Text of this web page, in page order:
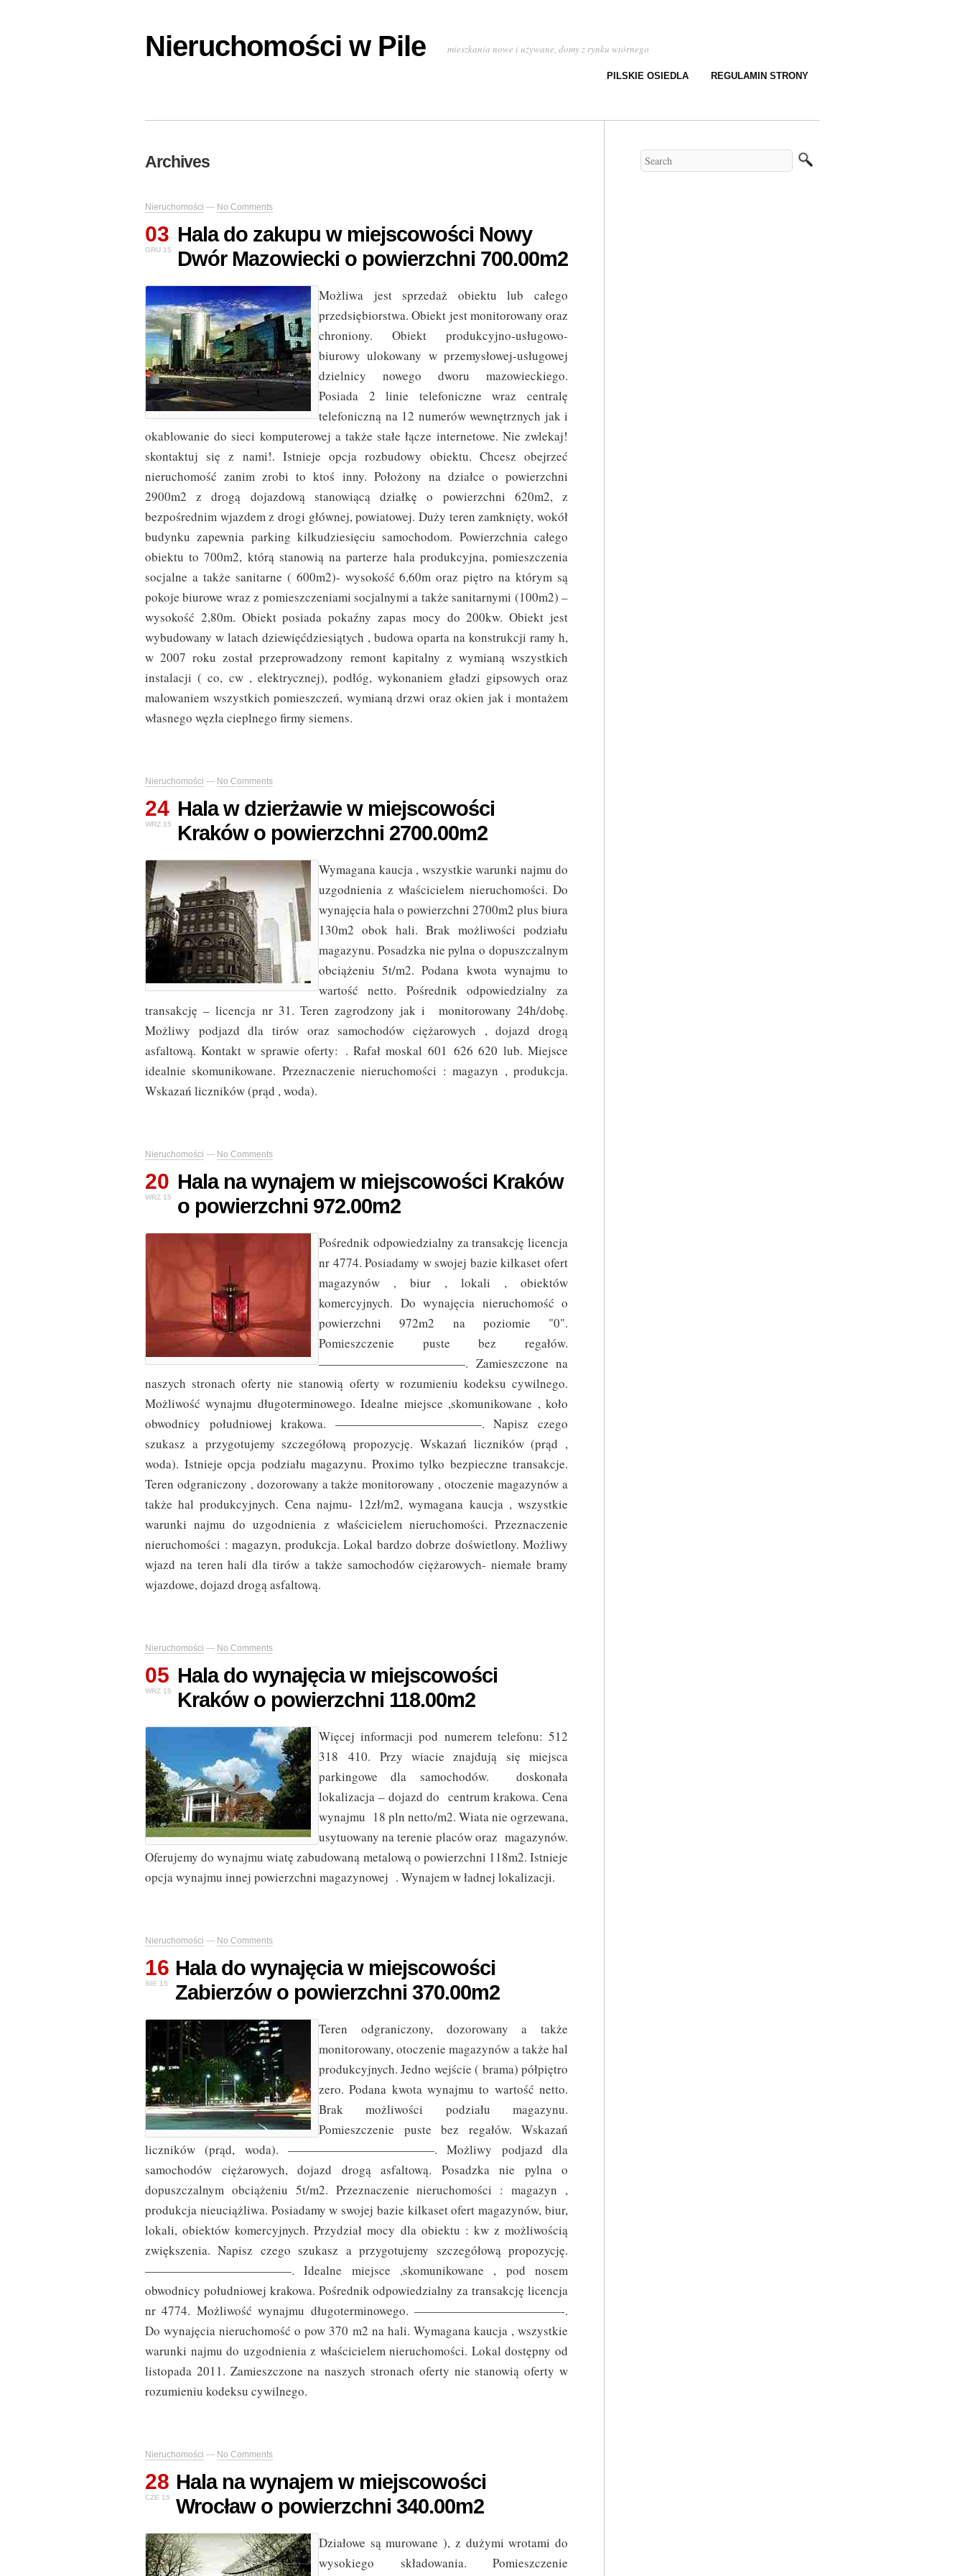
Nieruchomości w Pile mieszkania nowe i używane, domy z rynku wtórnego
PILSKIE OSIEDLA REGULAMIN STRONY
Archives
Nieruchomości — No Comments
03
GRU 15
Hala do zakupu w miejscowości Nowy
Dwór Mazowiecki o powierzchni 700.00m2
Możliwa jest sprzedaż obiektu lub całego
przedsiębiorstwa. Obiekt jest monitorowany oraz
chroniony. Obiekt produkcyjno-usługowo-
biurowy ulokowany w przemysłowej-usługowej
dzielnicy nowego dworu mazowieckiego.
Posiada 2 linie telefoniczne wraz centralę
telefoniczną na 12 numerów wewnętrznych jak i
okablowanie do sieci komputerowej a także stałe łącze internetowe. Nie zwlekaj!
skontaktuj się z nami!. Istnieje opcja rozbudowy obiektu. Chcesz obejrzeć
nieruchomość zanim zrobi to ktoś inny. Położony na działce o powierzchni
2900m2 z drogą dojazdową stanowiącą działkę o powierzchni 620m2, z
bezpośrednim wjazdem z drogi głównej, powiatowej. Duży teren zamknięty, wokół
budynku zapewnia parking kilkudziesięciu samochodom. Powierzchnia całego
obiektu to 700m2, którą stanowią na parterze hala produkcyjna, pomieszczenia
socjalne a także sanitarne ( 600m2)- wysokość 6,60m oraz piętro na którym są
pokoje biurowe wraz z pomieszczeniami socjalnymi a także sanitarnymi (100m2) –
wysokość 2,80m. Obiekt posiada pokaźny zapas mocy do 200kw. Obiekt jest
wybudowany w latach dziewięćdziesiątych , budowa oparta na konstrukcji ramy h,
w 2007 roku został przeprowadzony remont kapitalny z wymianą wszystkich
instalacji ( co, cw , elektrycznej), podłóg, wykonaniem gładzi gipsowych oraz
malowaniem wszystkich pomieszczeń, wymianą drzwi oraz okien jak i montażem
własnego węzła cieplnego firmy siemens.
Nieruchomości — No Comments
24
WRZ 15
Hala w dzierżawie w miejscowości
Kraków o powierzchni 2700.00m2
Wymagana kaucja , wszystkie warunki najmu do
uzgodnienia z właścicielem nieruchomości. Do
wynajęcia hala o powierzchni 2700m2 plus biura
130m2 obok hali. Brak możliwości podziału
magazynu. Posadzka nie pylna o dopuszczalnym
obciążeniu 5t/m2. Podana kwota wynajmu to
wartość netto. Pośrednik odpowiedzialny za
transakcję – licencja nr 31. Teren zagrodzony jak i monitorowany 24h/dobę.
Możliwy podjazd dla tirów oraz samochodów ciężarowych , dojazd drogą
asfaltową. Kontakt w sprawie oferty: . Rafał moskal 601 626 620 lub. Miejsce
idealnie skomunikowane. Przeznaczenie nieruchomości : magazyn , produkcja.
Wskazań liczników (prąd , woda).
Nieruchomości — No Comments
20
WRZ 15
Hala na wynajem w miejscowości Kraków
o powierzchni 972.00m2
Pośrednik odpowiedzialny za transakcję licencja
nr 4774. Posiadamy w swojej bazie kilkaset ofert
magazynów , biur , lokali , obiektów
komercyjnych. Do wynajęcia nieruchomość o
powierzchni 972m2 na poziomie "0".
Pomieszczenie puste bez regałów.
————————————. Zamieszczone na
naszych stronach oferty nie stanowią oferty w rozumieniu kodeksu cywilnego.
Możliwość wynajmu długoterminowego. Idealne miejsce ,skomunikowane , koło
obwodnicy południowej krakowa. ————————————. Napisz czego
szukasz a przygotujemy szczegółową propozycję. Wskazań liczników (prąd ,
woda). Istnieje opcja podziału magazynu. Proximo tylko bezpieczne transakcje.
Teren odgraniczony , dozorowany a także monitorowany , otoczenie magazynów a
także hal produkcyjnych. Cena najmu- 12zł/m2, wymagana kaucja , wszystkie
warunki najmu do uzgodnienia z właścicielem nieruchomości. Przeznaczenie
nieruchomości : magazyn, produkcja. Lokal bardzo dobrze doświetlony. Możliwy
wjazd na teren hali dla tirów a także samochodów ciężarowych- niemałe bramy
wjazdowe, dojazd drogą asfaltową.
Nieruchomości — No Comments
05
WRZ 15
Hala do wynajęcia w miejscowości
Kraków o powierzchni 118.00m2
Więcej informacji pod numerem telefonu: 512
318 410. Przy wiacie znajdują się miejsca
parkingowe dla samochodów. doskonała
lokalizacja – dojazd do centrum krakowa. Cena
wynajmu 18 pln netto/m2. Wiata nie ogrzewana,
usytuowany na terenie placów oraz magazynów.
Oferujemy do wynajmu wiatę zabudowaną metalową o powierzchni 118m2. Istnieje
opcja wynajmu innej powierzchni magazynowej . Wynajem w ładnej lokalizacji.
Nieruchomości — No Comments
16
SIE 15
Hala do wynajęcia w miejscowości
Zabierzów o powierzchni 370.00m2
Teren odgraniczony, dozorowany a także
monitorowany, otoczenie magazynów a także hal
produkcyjnych. Jedno wejście ( brama) półpiętro
zero. Podana kwota wynajmu to wartość netto.
Brak możliwości podziału magazynu.
Pomieszczenie puste bez regałów. Wskazań
liczników (prąd, woda). ————————————. Możliwy podjazd dla
samochodów ciężarowych, dojazd drogą asfaltową. Posadzka nie pylna o
dopuszczalnym obciążeniu 5t/m2. Przeznaczenie nieruchomości : magazyn ,
produkcja nieuciążliwa. Posiadamy w swojej bazie kilkaset ofert magazynów, biur,
lokali, obiektów komercyjnych. Przydział mocy dla obiektu : kw z możliwością
zwiększenia. Napisz czego szukasz a przygotujemy szczegółową propozycję.
————————————. Idealne miejsce ,skomunikowane , pod nosem
obwodnicy południowej krakowa. Pośrednik odpowiedzialny za transakcję licencja
nr 4774. Możliwość wynajmu długoterminowego. ————————————-.
Do wynajęcia nieruchomość o pow 370 m2 na hali. Wymagana kaucja , wszystkie
warunki najmu do uzgodnienia z właścicielem nieruchomości. Lokal dostępny od
listopada 2011. Zamieszczone na naszych stronach oferty nie stanowią oferty w
rozumieniu kodeksu cywilnego.
Nieruchomości — No Comments
28
CZE 15
Hala na wynajem w miejscowości
Wrocław o powierzchni 340.00m2
Działowe są murowane ), z dużymi wrotami do
wysokiego składowania. Pomieszczenie